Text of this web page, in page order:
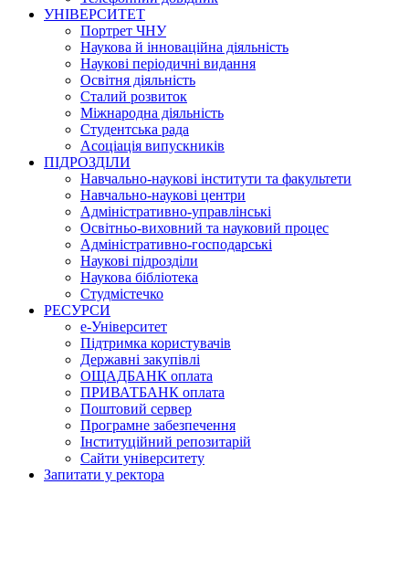
УНІВЕРСИТЕТ
Портрет ЧНУ
Наукова й інноваційна діяльність
Наукові періодичні видання
Освітня діяльність
Сталий розвиток
Міжнародна діяльність
Студентська рада
Асоціація випускників
ПІДРОЗДІЛИ
Навчально-наукові інститути та факультети
Навчально-наукові центри
Адміністративно-управлінські
Освітньо-виховний та науковий процес
Адміністративно-господарські
Наукові підрозділи
Наукова бібліотека
Студмістечко
РЕСУРСИ
е-Університет
Підтримка користувачів
Державні закупівлі
ОЩАДБАНК оплата
ПРИВАТБАНК оплата
Поштовий сервер
Програмне забезпечення
Інституційний репозитарій
Сайти університету
Запитати у ректора